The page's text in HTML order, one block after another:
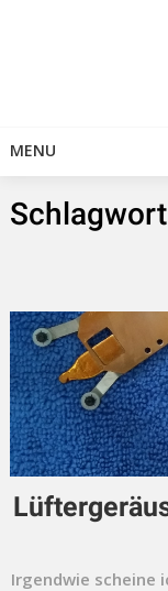
MENU
Irgendwie scheine